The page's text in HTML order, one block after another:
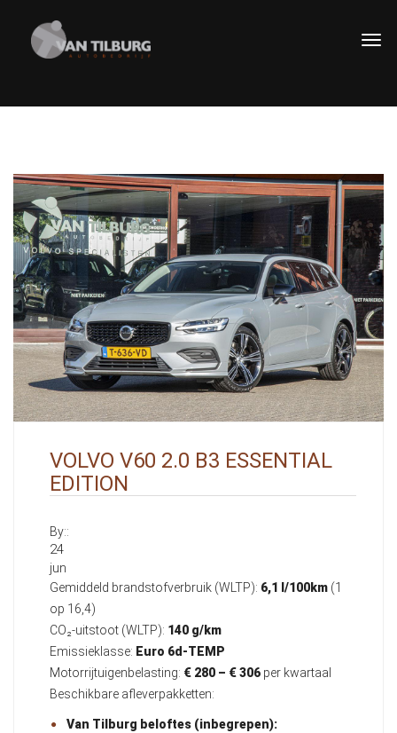
VOLVO V60 2.0 B3 ESSENTIAL
EDITION
By::
24
jun
Gemiddeld brandstofverbruik (WLTP): 6,1 l/100km (1
op 16,4)
CO₂-uitstoot (WLTP): 140 g/km
Emissieklasse: Euro 6d-TEMP
Motorrijtuigenbelasting: € 280 – € 306 per kwartaal
Beschikbare afleverpakketten:
Van Tilburg beloftes (inbegrepen):